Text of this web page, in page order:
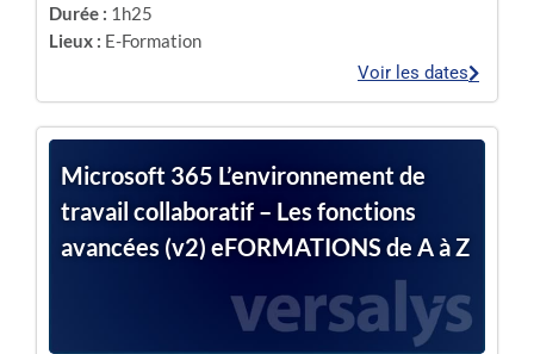
Durée : 1h25
Lieux : E-Formation
Voir les dates
Microsoft 365 L’environnement de
travail collaboratif – Les fonctions
avancées (v2) eFORMATIONS de A à Z